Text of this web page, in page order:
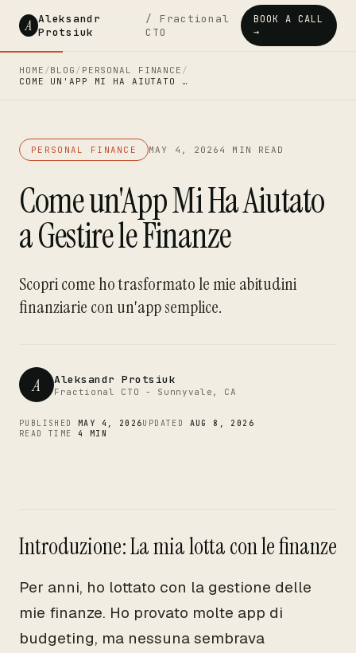
A Aleksandr
Protsiuk
/ Fractional
CTO
BOOK A CALL
→
HOME /BLOG / PERSONAL FINANCE /
COME UN'APP MI HA AIUTATO …
PERSONAL FINANCE MAY 4, 2026 4 MIN READ
Come un'App Mi Ha Aiutato
a Gestire le Finanze
Scopri come ho trasformato le mie abitudini
finanziarie con un'app semplice.
A Aleksandr Protsiuk
Fractional CTO - Sunnyvale, CA
PUBLISHED MAY 4, 2026UPDATED AUG 8, 2026
READ TIME 4 MIN
Introduzione: La mia lotta con le finanze
Per anni, ho lottato con la gestione delle
mie finanze. Ho provato molte app di
budgeting, ma nessuna sembrava